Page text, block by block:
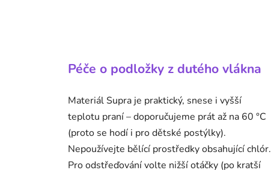
Péče o podložky z dutého vlákna
Materiál Supra je praktický, snese i vyšší
teplotu praní – doporučujeme prát až na 60 °C
(proto se hodí i pro dětské postýlky).
Nepoužívejte bělící prostředky obsahující chlór.
Pro odstřeďování volte nižší otáčky (po kratší